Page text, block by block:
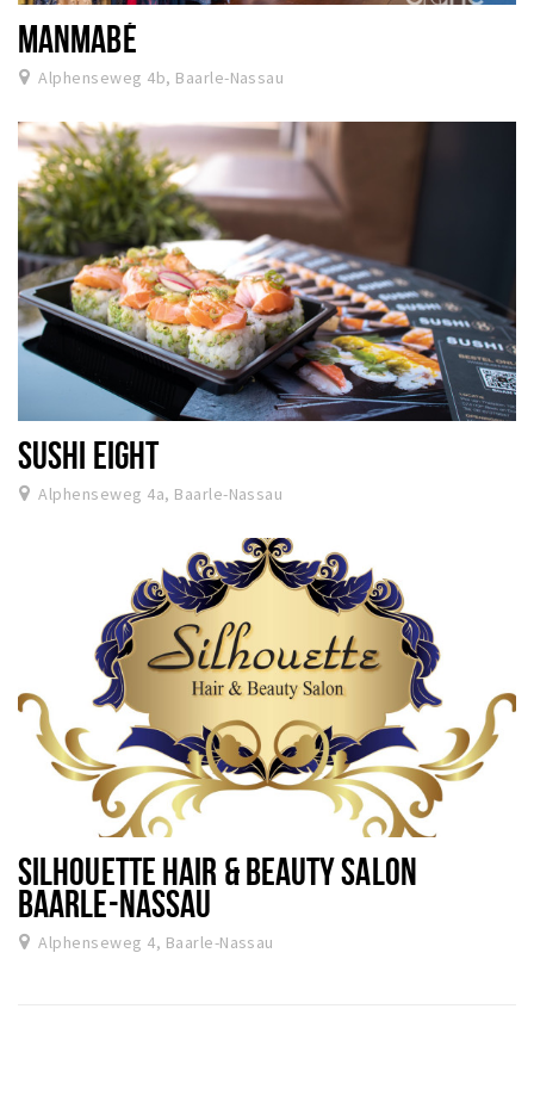
MANMABÉ
Alphenseweg 4b, Baarle-Nassau
SUSHI EIGHT
Alphenseweg 4a, Baarle-Nassau
SILHOUETTE HAIR & BEAUTY SALON
BAARLE-NASSAU
Alphenseweg 4, Baarle-Nassau